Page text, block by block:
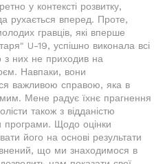
у контексті розвитку,
рухається вперед. Проте,
гравців, які вперше
U-19, успішно виконала всі
з них не приходив на
Навпаки, вони
важливою справою, яка в
Мене радує їхнє прагнення
також з відданістю
програми. Щодо оцінки
його на основі результати
що ми знаходимося в